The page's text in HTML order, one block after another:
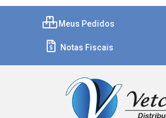
Meus Pedidos
Notas Fiscais